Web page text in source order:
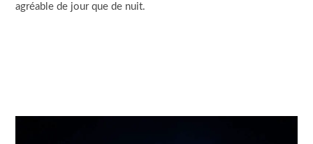
agréable de jour que de nuit.